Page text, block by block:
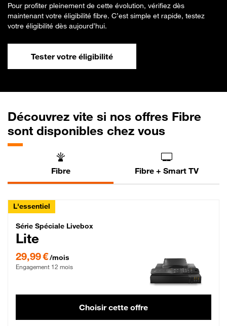
Pour profiter pleinement de cette évolution, vérifiez dès
maintenant votre éligibilité fibre. C’est simple et rapide, testez
votre éligibilité dès aujourd’hui.
Tester votre éligibilité
Découvrez vite si nos offres Fibre
sont disponibles chez vous
Fibre Fibre + Smart TV
L'essentiel
Série Spéciale Livebox Lite Fibre
Série Spéciale Livebox
Lite
29,99 €/mois
Engagement 12 mois
Choisir cette offre